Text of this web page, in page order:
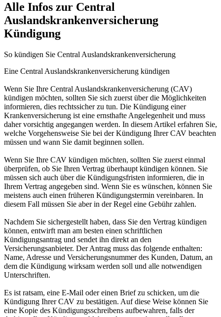
Alle Infos zur Central
Auslandskrankenversicherung
Kündigung
So kündigen Sie Central Auslandskrankenversicherung
Eine Central Auslandskrankenversicherung kündigen
Wenn Sie Ihre Central Auslandskrankenversicherung (CAV)
kündigen möchten, sollten Sie sich zuerst über die Möglichkeiten
informieren, dies rechtssicher zu tun. Die Kündigung einer
Krankenversicherung ist eine ernsthafte Angelegenheit und muss
daher vorsichtig angegangen werden. In diesem Artikel erfahren Sie,
welche Vorgehensweise Sie bei der Kündigung Ihrer CAV beachten
müssen und wann Sie damit beginnen sollen.
Wenn Sie Ihre CAV kündigen möchten, sollten Sie zuerst einmal
überprüfen, ob Sie Ihren Vertrag überhaupt kündigen können. Sie
müssen sich auch über die Kündigungsfristen informieren, die in
Ihrem Vertrag angegeben sind. Wenn Sie es wünschen, können Sie
meistens auch einen früheren Kündigungstermin vereinbaren. In
diesem Fall müssen Sie aber in der Regel eine Gebühr zahlen.
Nachdem Sie sichergestellt haben, dass Sie den Vertrag kündigen
können, entwirft man am besten einen schriftlichen
Kündigungsantrag und sendet ihn direkt an den
Versicherungsanbieter. Der Antrag muss das folgende enthalten:
Name, Adresse und Versicherungsnummer des Kunden, Datum, an
dem die Kündigung wirksam werden soll und alle notwendigen
Unterschriften.
Es ist ratsam, eine E-Mail oder einen Brief zu schicken, um die
Kündigung Ihrer CAV zu bestätigen. Auf diese Weise können Sie
eine Kopie des Kündigungsschreibens aufbewahren, falls der